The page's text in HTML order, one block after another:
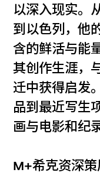
以深入现实。
到以色列，他
含的鲜活与能
其创作生涯，
迁中获得启发
品到最近写生
画与电影和纪
M+希克资深